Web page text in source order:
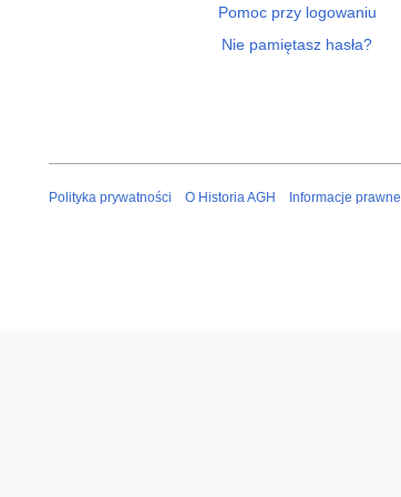
Pomoc przy logowaniu
Nie pamiętasz hasła?
Polityka prywatności O Historia AGH Informacje prawne